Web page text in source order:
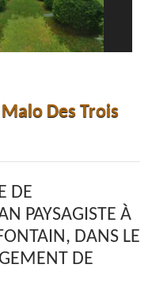
Des Trois
DE
PAYSAGISTE À
DANS LE
DE